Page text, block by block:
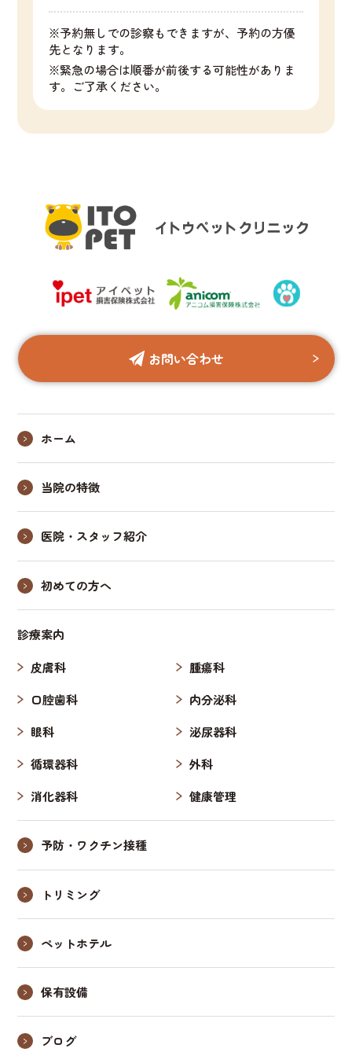
※予約無しでの診察もできますが、予約の方優
先となります。
※緊急の場合は順番が前後する可能性がありま
す。ご了承ください。
お問い合わせ
ホーム
当院の特徴
医院・スタッフ紹介
初めての方へ
診療案内
皮膚科
腫瘍科
口腔歯科
内分泌科
眼科
泌尿器科
循環器科
外科
消化器科
健康管理
予防・ワクチン接種
トリミング
ペットホテル
保有設備
ブログ